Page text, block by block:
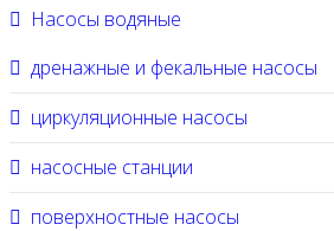
Насосы водяные
дренажные и фекальные насосы
циркуляционные насосы
насосные станции
поверхностные насосы